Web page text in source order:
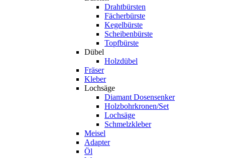
Drahtbürsten
Fächerbürste
Kegelbürste
Scheibenbürste
Topfbürste
Dübel
Holzdübel
Fräser
Kleber
Lochsäge
Diamant Dosensenker
Holzbohrkronen/Set
Lochsäge
Schmelzkleber
Meisel
Adapter
Öl